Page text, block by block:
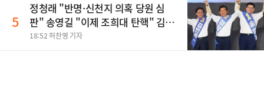
5
정청래 "반명·신천지 의혹 당원 심
판" 송영길 "이제 조희대 탄핵" 김민
석 "대체불가 민주당"
18:52 허찬영 기자